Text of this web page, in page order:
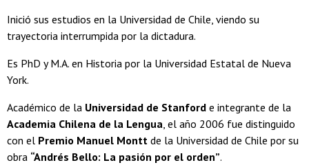
Inició sus estudios en la Universidad de Chile, viendo su
trayectoria interrumpida por la dictadura.
Es PhD y M.A. en Historia por la Universidad Estatal de Nueva
York.
Académico de la Universidad de Stanford e integrante de la
Academia Chilena de la Lengua, el año 2006 fue distinguido
con el Premio Manuel Montt de la Universidad de Chile por su
obra “Andrés Bello: La pasión por el orden”.